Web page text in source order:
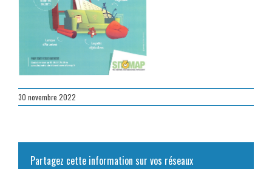
30 novembre 2022
Partagez cette information sur vos réseaux